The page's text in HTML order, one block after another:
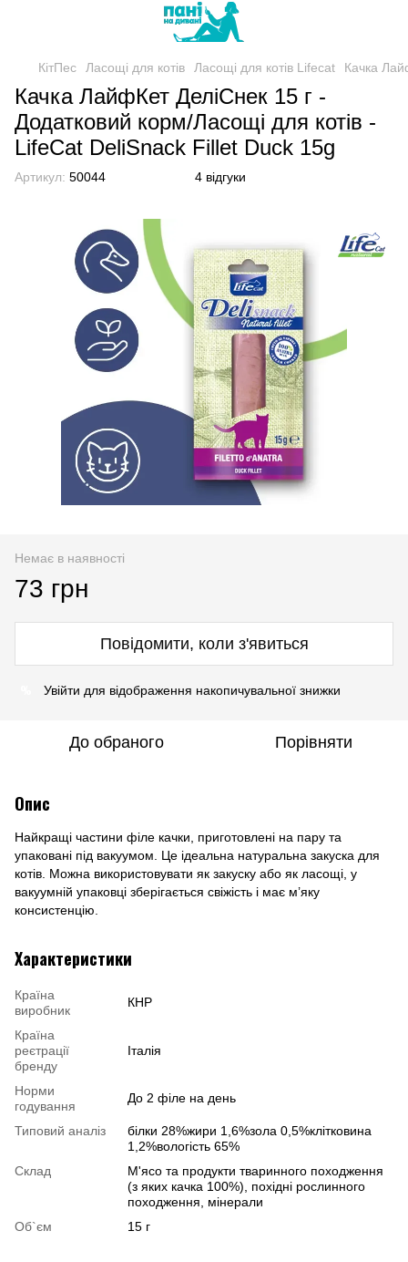
КітПес Ласощі для котів Ласощі для котів Lifecat Качка
Качка ЛайфКет ДеліСнек 15 г -
Додатковий корм/Ласощі для котів -
LifeCat DeliSnack Fillet Duck 15g
Артикул: 50044 4 відгуки
Немає в наявності
73 грн
Повідомити, коли з'явиться
Увійти для відображення накопичувальної знижки
До обраного Порівняти
Опис
Найкращі частини філе качки, приготовлені на пару та
упаковані під вакуумом. Це ідеальна натуральна закуска для
котів. Можна використовувати як закуску або як ласощі, у
вакуумній упаковці зберігається свіжість і має м’яку
консистенцію.
Характеристики
Країна
виробник
КНР
Країна
реєтрації
бренду
Італія
Норми
годування
До 2 філе на день
Типовий аналіз
білки 28%жири 1,6%зола 0,5%клітковина
1,2%вологість 65%
Склад
М'ясо та продукти тваринного походження
(з яких качка 100%), похідні рослинного
походження, мінерали
Об`єм
15 г